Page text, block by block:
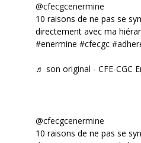
@cfecgcenermine
10 raisons de ne pas se
directement avec ma
#enermine #cfecgc
♬ son original - CFE-CGC
@cfecgcenermine
10 raisons de ne pas se